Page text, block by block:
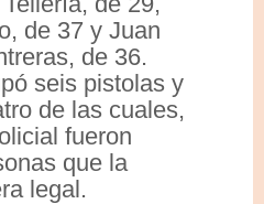
de 37 y Juan
de 36.
seis pistolas y
de las cuales,
fueron
que la
legal.